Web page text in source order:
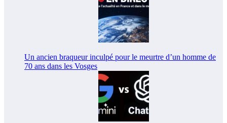
Un ancien braqueur inculpé pour le meurtre d’un homme de
70 ans dans les Vosges